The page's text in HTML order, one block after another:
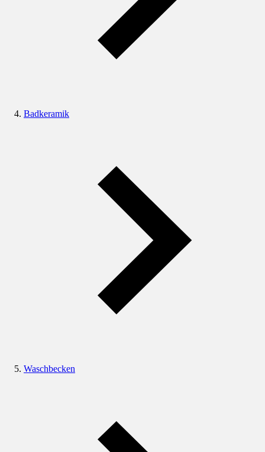
Badkeramik
Waschbecken